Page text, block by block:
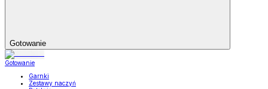
Gotowanie
Gotowanie
Garnki
Zestawy naczyń